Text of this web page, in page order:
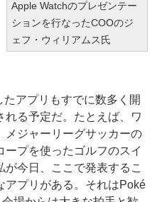
Apple Watchのプレゼンテー
ションを行なったCOOのジ
ェフ・ウィリアムス氏
アプリもすでに数多く開
る予定だ。たとえば、ワ
メジャーリーグサッカーの
プを使ったゴルフのスイ
今日、ここで発表するこ
アプリがある。それはPoké